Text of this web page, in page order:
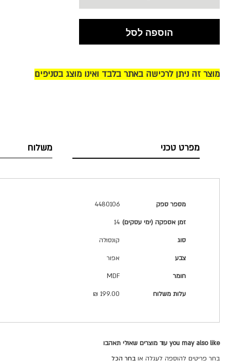
הוספה לסל
מוצר זה ניתן לרכישה באתר בלבד ואינו מוצג בסניפים
מפרט טכני
מספר ספק 4480106
זמן אספקה (ימי עסקים) 14
סוג קונסולה
צבע אפור
חומר MDF
עלות משלוח 199.00 ₪
משלוח
you may also like עוד מוצרים שאולי תאהבו
בחר פריטים להוספה לעגלה או בחר הכל